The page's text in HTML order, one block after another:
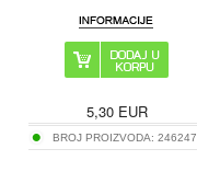
5,30EUR
BROJ PROIZVODA:246247